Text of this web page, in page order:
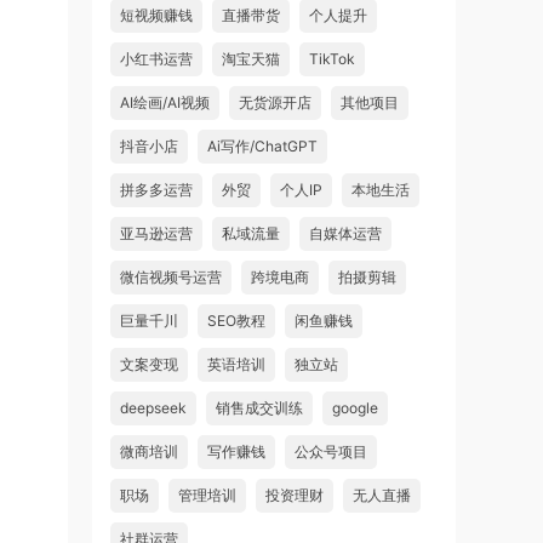
短视频赚钱 直播带货 个人提升
小红书运营 淘宝天猫 TikTok
AI绘画/AI视频 无货源开店 其他项目
抖音小店 Ai写作/ChatGPT
拼多多运营 外贸 个人IP 本地生活
亚马逊运营 私域流量 自媒体运营
微信视频号运营 跨境电商 拍摄剪辑
巨量千川 SEO教程 闲鱼赚钱
文案变现 英语培训 独立站
deepseek 销售成交训练 google
微商培训 写作赚钱 公众号项目
职场 管理培训 投资理财 无人直播
社群运营